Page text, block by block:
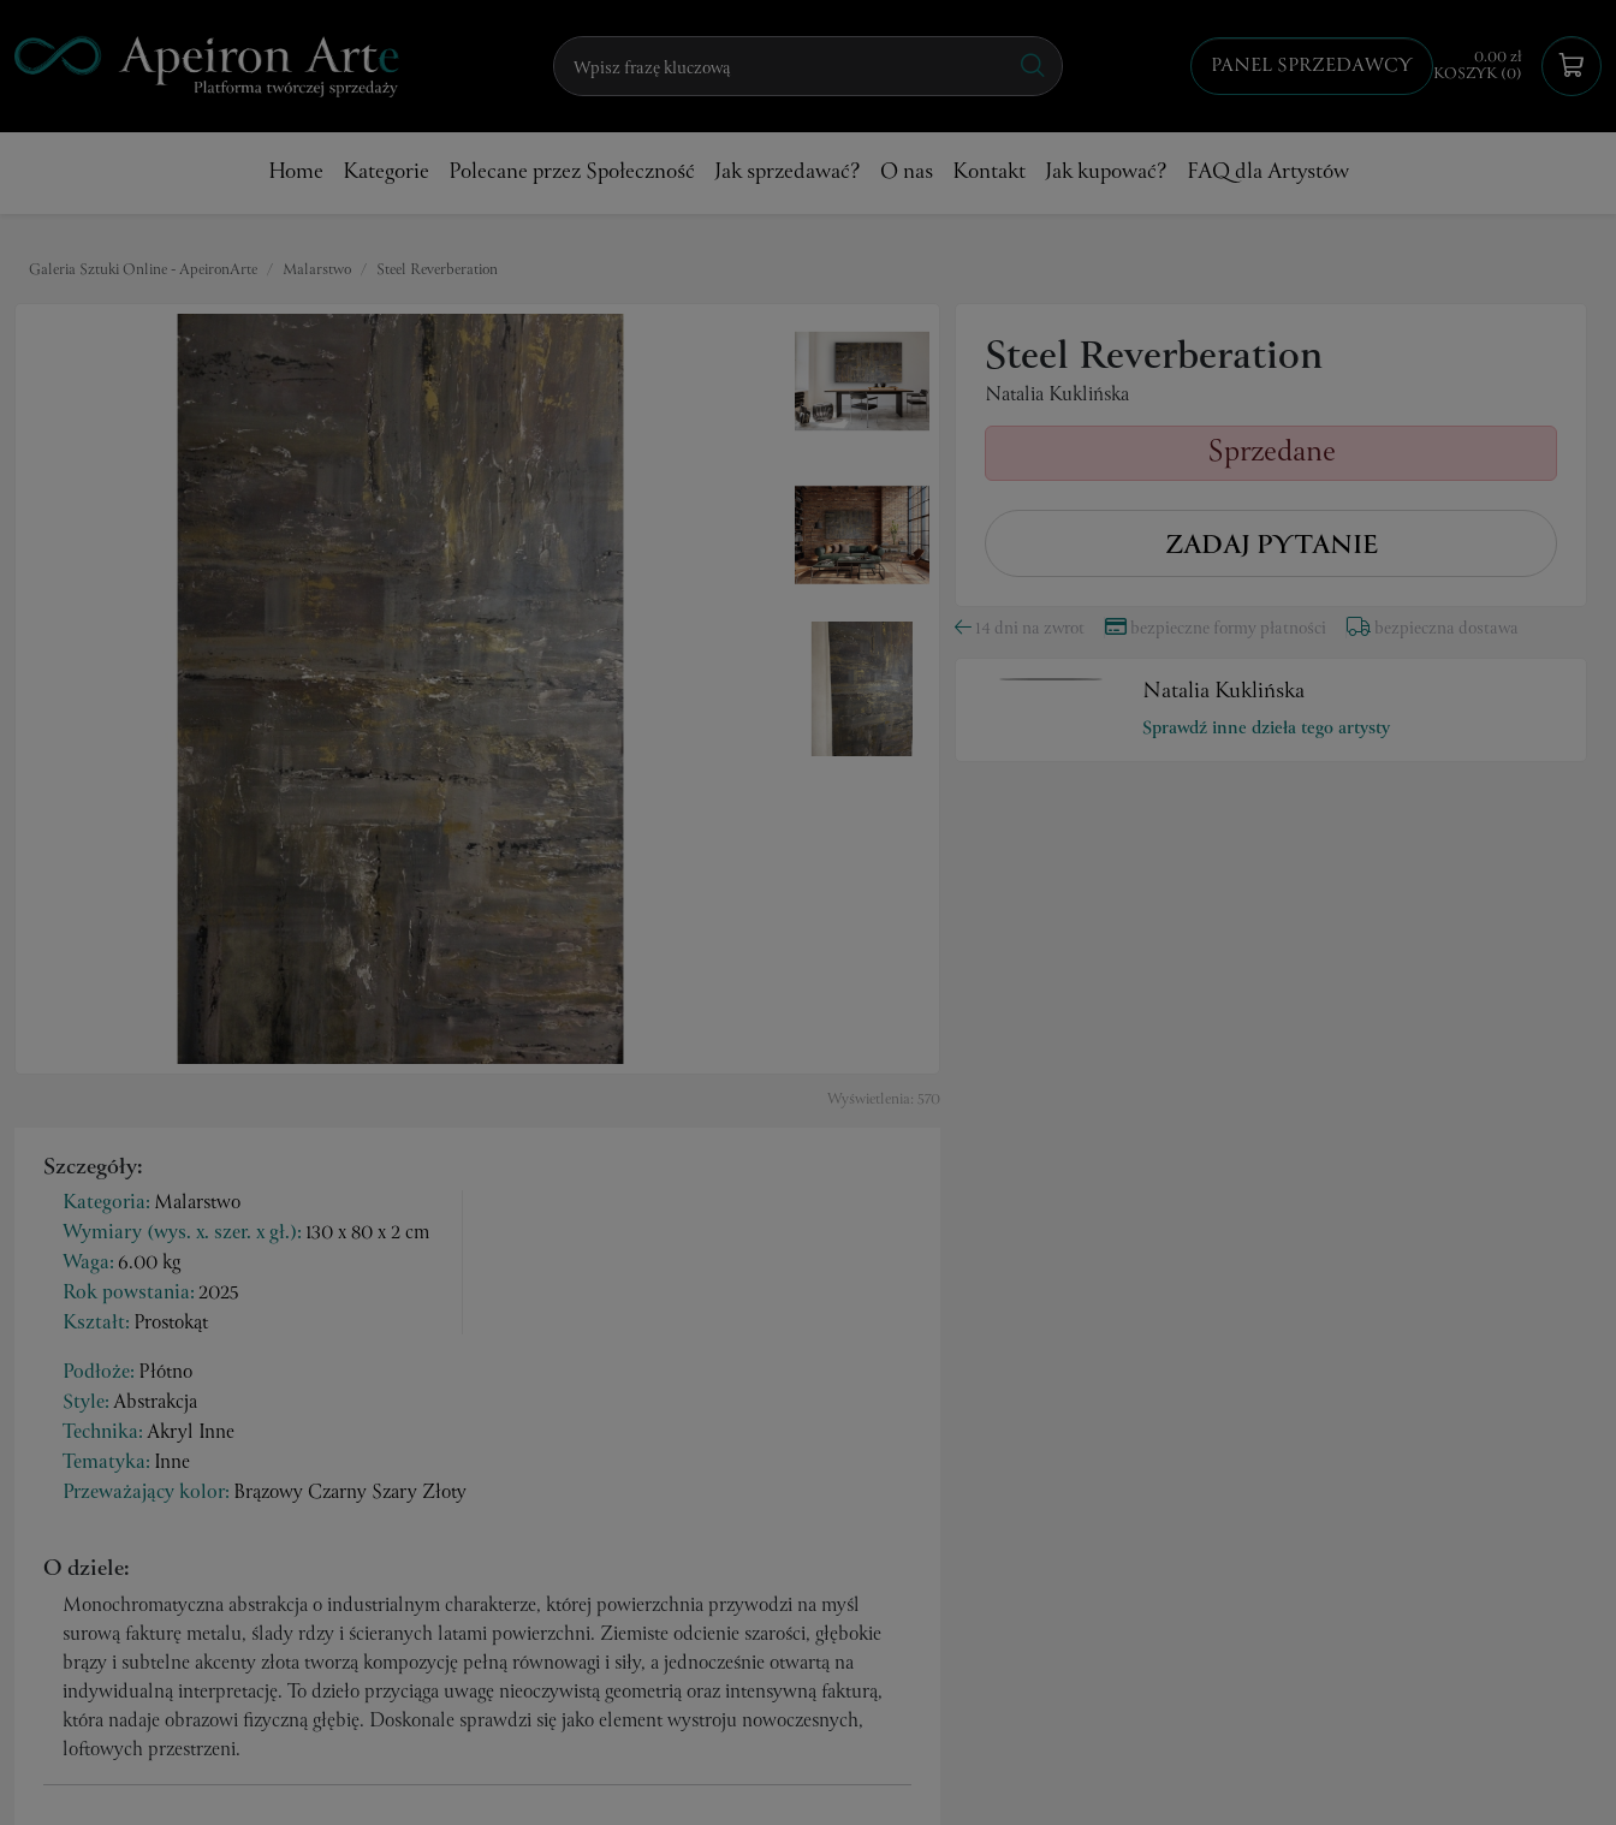
PANEL SPRZEDAWCY 0.00 zł
KOSZYK (0)
Home Kategorie Polecane przez Społeczność Jak sprzedawać? O nas Kontakt Jak kupować? FAQ dla Artystów
Galeria Sztuki Online - ApeironArte Malarstwo Steel Reverberation
Wyświetlenia: 570
Steel Reverberation
Natalia Kuklińska
Sprzedane
ZADAJ PYTANIE
14 dni na zwrot bezpieczne formy płatności bezpieczna dostawa
Natalia Kuklińska
Sprawdź inne dzieła tego artysty
Szczegóły:
Kategoria: Malarstwo
Wymiary (wys. x. szer. x gł.): 130 x 80 x 2 cm
Waga: 6.00 kg
Rok powstania:2025
Kształt: Prostokąt
Podłoże: Płótno
Style:Abstrakcja
Technika:Akryl Inne
Tematyka: Inne
Przeważający kolor: Brązowy Czarny Szary Złoty
O dziele:
Monochromatyczna abstrakcja o industrialnym charakterze, której powierzchnia przywodzi na myśl
surową fakturę metalu, ślady rdzy i ścieranych latami powierzchni. Ziemiste odcienie szarości, głębokie
brązy i subtelne akcenty złota tworzą kompozycję pełną równowagi i siły, a jednocześnie otwartą na
indywidualną interpretację. To dzieło przyciąga uwagę nieoczywistą geometrią oraz intensywną fakturą,
która nadaje obrazowi fizyczną głębię. Doskonale sprawdzi się jako element wystroju nowoczesnych,
loftowych przestrzeni.